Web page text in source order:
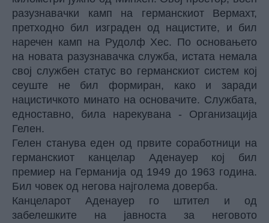
разузнавачки камп на германскиот Вермахт,
претходно бил изграден од нацистите, и бил
наречен камп на Рудолф Хес. По основањето
на новата разузнавачка служба, истата немала
свој службен статус во германскиот систем кој
сеуште не бил формиран, како и заради
нацистичкото минато на основачите. Службата,
едноставно, била нарекувана - Организација
Гелен.
Гелен станува еден од првите соработници на
германскиот канцелар Аденауер кој бил
премиер на Германија од 1949 до 1963 година.
Бил човек од негова најголема доверба.
Канцеларот Аденауер го штител и од
забелешките на јавноста за неговото